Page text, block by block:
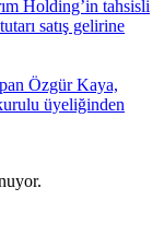
Holding’in tahsisli
satış gelirine
Özgür Kaya,
üyeliğinden